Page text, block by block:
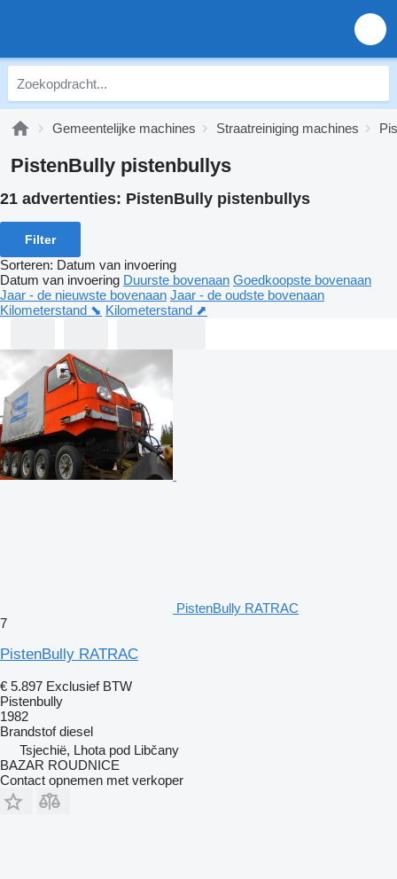
Gemeentelijke machines Straatreiniging machines
PistenBully pistenbullys
21 advertenties: PistenBully pistenbullys
Filter
Sorteren: Datum van invoering
Datum van invoering Duurste bovenaan Goedkoopste bovenaan
Jaar - de nieuwste bovenaan Jaar - de oudste bovenaan
Kilometerstand ⬊ Kilometerstand ⬈
PistenBully RATRAC
7
PistenBully RATRAC
€ 5.897 Exclusief BTW
Pistenbully
1982
Brandstof diesel
Tsjechië, Lhota pod Libčany
BAZAR ROUDNICE
Contact opnemen met verkoper